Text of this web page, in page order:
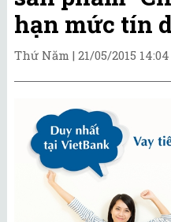
hạn mức tín
Thứ Năm | 21/05/2015 14:04